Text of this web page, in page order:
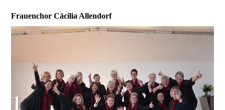
Frauenchor Cäcilia Allendorf